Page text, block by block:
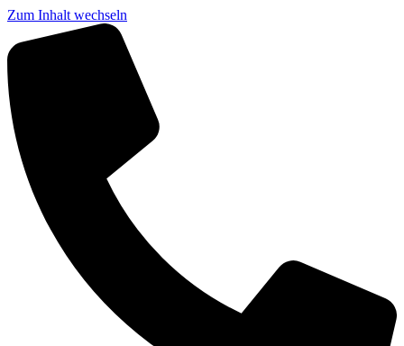
Zum Inhalt wechseln